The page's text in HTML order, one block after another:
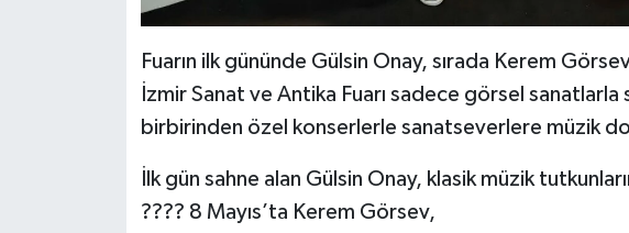
Fuarın ilk gününde Gülsin Onay, sırada Kerem
İzmir Sanat ve Antika Fuarı sadece görsel sanatlarla
birbirinden özel konserlerle sanatseverlere müzik
İlk gün sahne alan Gülsin Onay, klasik müzik
???? 8 Mayıs’ta Kerem Görsev,